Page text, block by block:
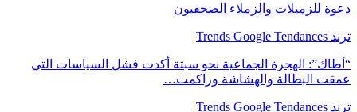
للزميلات والزملاء الصحفيون
الهجرة الجماعية نحو سبتة أكدت فشل السياسات التي
البطالة والهشاشة وراكمت…